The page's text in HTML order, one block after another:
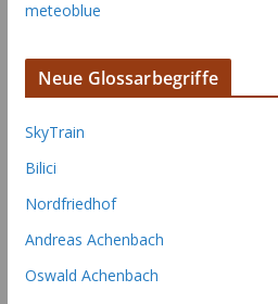
meteoblue
Neue Glossarbegriffe
SkyTrain
Bilici
Nordfriedhof
Andreas Achenbach
Oswald Achenbach